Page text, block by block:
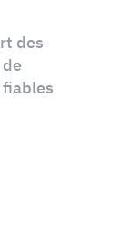
des
fiables